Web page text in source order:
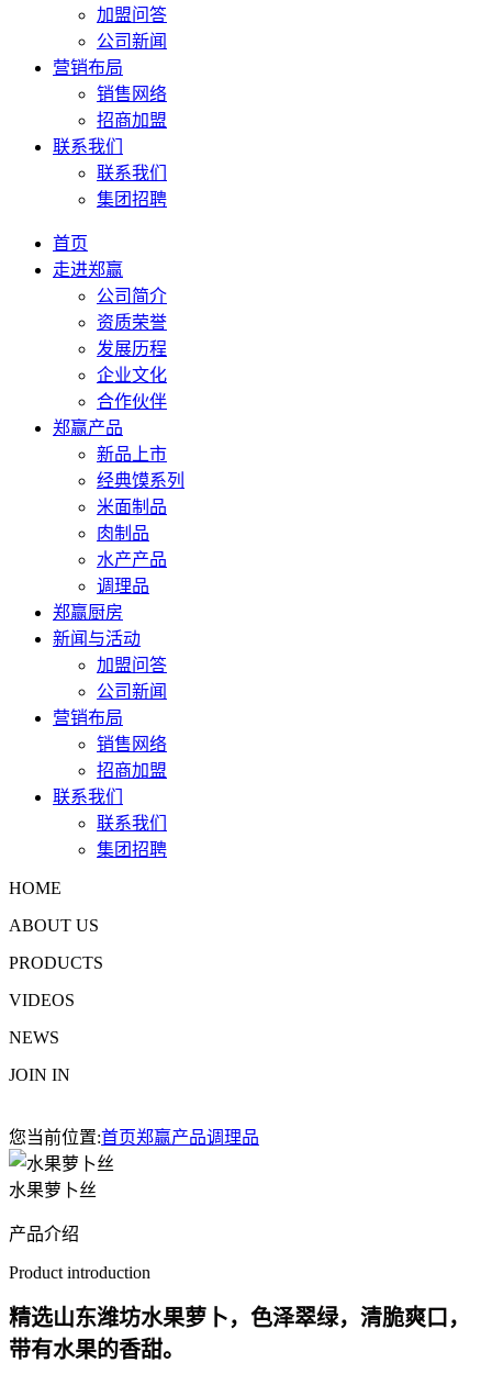
加盟问答
公司新闻
营销布局
销售网络
招商加盟
联系我们
联系我们
集团招聘
首页
走进郑赢
公司简介
资质荣誉
发展历程
企业文化
合作伙伴
郑赢产品
新品上市
经典馍系列
米面制品
肉制品
水产产品
调理品
郑赢厨房
新闻与活动
加盟问答
公司新闻
营销布局
销售网络
招商加盟
联系我们
联系我们
集团招聘
HOME
ABOUT US
PRODUCTS
VIDEOS
NEWS
JOIN IN
您当前位置:首页郑赢产品调理品
水果萝卜丝
产品介绍
Product introduction
精选山东潍坊水果萝卜，色泽翠绿，清脆爽口，
带有水果的香甜。